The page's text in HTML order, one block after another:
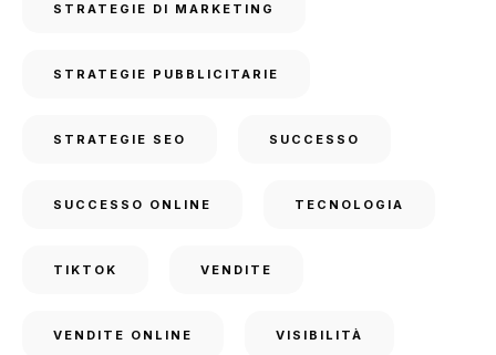
STRATEGIE DI MARKETING
STRATEGIE PUBBLICITARIE
STRATEGIE SEO SUCCESSO
SUCCESSO ONLINE TECNOLOGIA
TIKTOK VENDITE
VENDITE ONLINE VISIBILITÀ